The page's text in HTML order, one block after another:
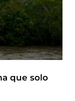
que solo